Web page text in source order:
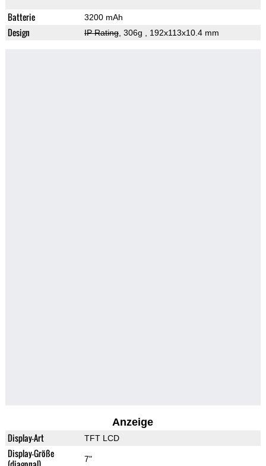
Batterie 3200 mAh
Design IP Rating, 306g , 192x113x10.4 mm
Anzeige
Display-Art TFT LCD
Display-Größe
7"